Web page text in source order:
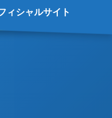
ィシャルサイト